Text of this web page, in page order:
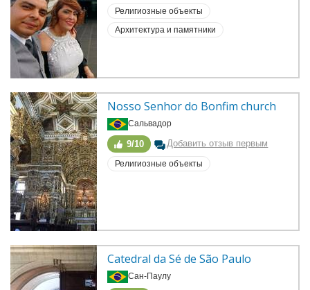
Религиозные объекты
Архитектура и памятники
Nosso Senhor do Bonfim church
Сальвадор
9/10 Добавить отзыв первым
Религиозные объекты
Catedral da Sé de São Paulo
Сан-Паулу